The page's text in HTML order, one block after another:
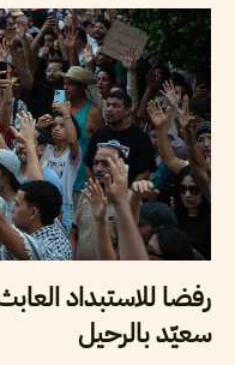
رفضا للاستبداد
سعيّد بالرحيل